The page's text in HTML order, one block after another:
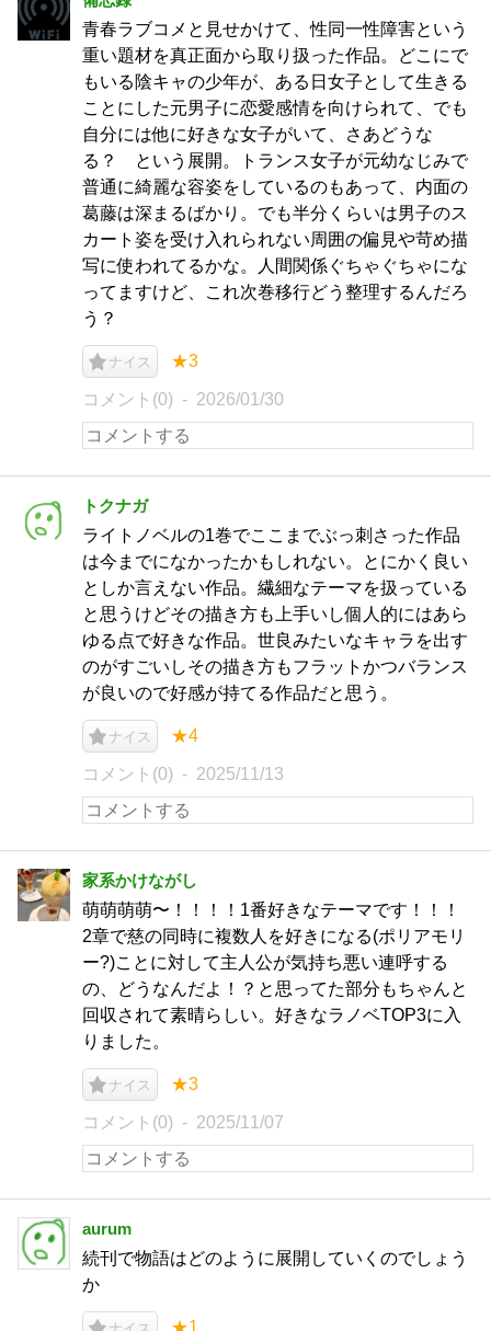
青春ラブコメと見せかけて、性同一性障害という
重い題材を真正面から取り扱った作品。どこにで
もいる陰キャの少年が、ある日女子として生きる
ことにした元男子に恋愛感情を向けられて、でも
自分には他に好きな女子がいて、さあどうな
る？ という展開。トランス女子が元幼なじみで
普通に綺麗な容姿をしているのもあって、内面の
葛藤は深まるばかり。でも半分くらいは男子のス
カート姿を受け入れられない周囲の偏見や苛め描
写に使われてるかな。人間関係ぐちゃぐちゃにな
ってますけど、これ次巻移行どう整理するんだろ
う？
ナイス ★3
コメント(0) 2026/01/30
トクナガ
ライトノベルの1巻でここまでぶっ刺さった作品
は今までになかったかもしれない。とにかく良い
としか言えない作品。繊細なテーマを扱っている
と思うけどその描き方も上手いし個人的にはあら
ゆる点で好きな作品。世良みたいなキャラを出す
のがすごいしその描き方もフラットかつバランス
が良いので好感が持てる作品だと思う。
ナイス ★4
コメント(0) 2025/11/13
家系かけながし
萌萌萌萌〜！！！！1番好きなテーマです！！！
2章で慈の同時に複数人を好きになる(ポリアモリ
ー?)ことに対して主人公が気持ち悪い連呼する
の、どうなんだよ！？と思ってた部分もちゃんと
回収されて素晴らしい。好きなラノベTOP3に入
りました。
ナイス ★3
コメント(0) 2025/11/07
aurum
続刊で物語はどのように展開していくのでしょう
か
★1